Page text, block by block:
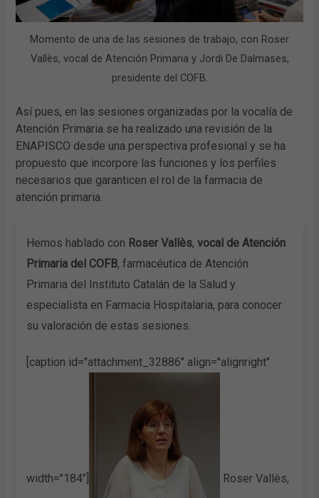
Momento de una de las sesiones de trabajo, con Roser
Vallès, vocal de Atención Primaria y Jordi De Dalmases,
presidente del COFB.
Así pues, en las sesiones organizadas por la vocalía de
Atención Primaria se ha realizado una revisión de la
ENAPISCO desde una perspectiva profesional y se ha
propuesto que incorpore las funciones y los perfiles
necesarios que garanticen el rol de la farmacia de
atención primaria.
Hemos hablado con Roser Vallès,vocal de Atención
Primaria del COFB, farmacéutica de Atención
Primaria del Instituto Catalán de la Salud y
especialista en Farmacia Hospitalaria, para conocer
su valoración de estas sesiones.
[caption id="attachment_32886" align="alignright"
width="184"] Roser Vallès,